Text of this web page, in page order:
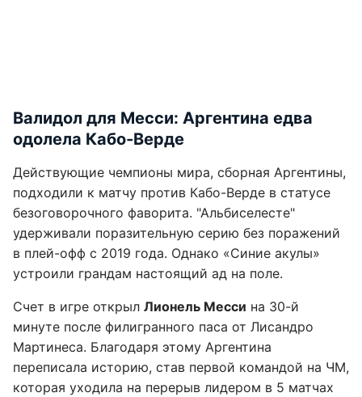
Валидол для Месси: Аргентина едва
одолела Кабо-Верде
Действующие чемпионы мира, сборная Аргентины,
подходили к матчу против Кабо-Верде в статусе
безоговорочного фаворита. "Альбиселесте"
удерживали поразительную серию без поражений
в плей-офф с 2019 года. Однако «Синие акулы»
устроили грандам настоящий ад на поле.
Счет в игре открыл Лионель Месси на 30-й
минуте после филигранного паса от Лисандро
Мартинеса. Благодаря этому Аргентина
переписала историю, став первой командой на ЧМ,
которая уходила на перерыв лидером в 5 матчах